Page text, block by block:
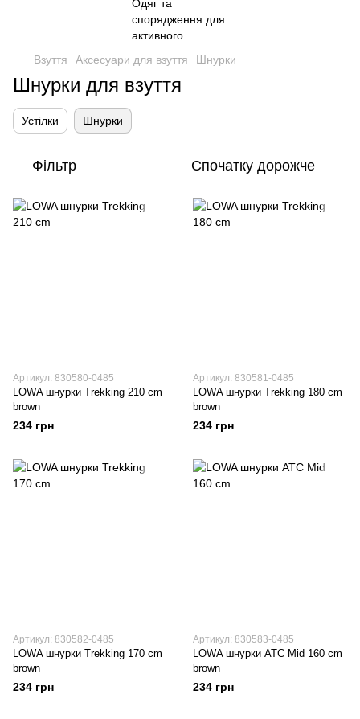
Взуття Аксесуари для взуття Шнурки
Шнурки для взуття
Устілки Шнурки
Фільтр Спочатку дорожче
Артикул: 830580-0485
LOWA шнурки Trekking 210 cm
brown
234 грн
Артикул: 830581-0485
LOWA шнурки Trekking 180 cm
brown
234 грн
Артикул: 830582-0485
LOWA шнурки Trekking 170 cm
brown
234 грн
Артикул: 830583-0485
LOWA шнурки ATC Mid 160 cm
brown
234 грн